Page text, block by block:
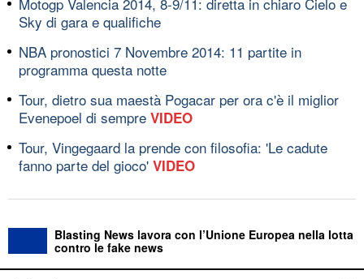
Sky di gara e qualifiche
NBA pronostici 7 Novembre 2014: 11 partite in
programma questa notte
Tour, dietro sua maestà Pogacar per ora c'è il miglior
Evenepoel di sempre VIDEO
Tour, Vingegaard la prende con filosofia: 'Le cadute
fanno parte del gioco' VIDEO
Blasting News lavora con l’Unione Europea nella lotta
contro le fake news